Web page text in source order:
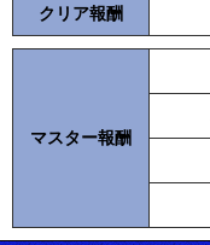
クリア報酬
マスター報酬